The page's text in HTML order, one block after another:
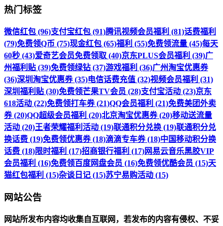
热门标签
微信红包 (96)支付宝红包 (91)腾讯视频会员福利 (81)话费福利
(79)免费领Q币 (75)现金红包 (65)福利 (55)免费领流量 (45)每天
60秒 (43)爱奇艺会员免费领取 (40)京东PLUS会员福利 (39)广
州福利贴 (39)免费领绿钻 (37)游戏福利 (36)广州淘宝优惠券
(36)深圳淘宝优惠券 (35)电信话费充值 (32)视频会员福利 (31)
深圳福利贴 (30)免费领芒果TV会员 (28)支付宝活动 (23)京东
618活动 (22)免费领打车券 (21)QQ会员福利 (21)免费美团外卖
券 (20)QQ超级会员福利 (20)北京淘宝优惠券 (20)移动送流量
活动 (20)王者荣耀福利活动 (19)联通积分兑换 (19)联通积分兑
换话费 (19)免费领优惠券 (18)滴滴专车券 (18)中国移动积分换
话费 (18)限时福利 (17)招商银行福利 (17)网易云音乐黑胶VIP
会员福利 (16)免费领百度网盘会员 (16)免费领优酷会员 (15)天
猫红包福利 (15)杂谈日记 (15)苏宁易购活动 (15)
网站公告
网站所发布内容均收集自互联网，若发布的内容有侵权、不妥